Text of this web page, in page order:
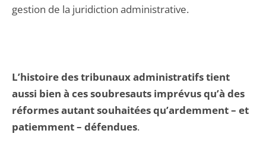
gestion de la juridiction administrative.
L’histoire des tribunaux administratifs tient
aussi bien à ces soubresauts imprévus qu’à des
réformes autant souhaitées qu’ardemment – et
patiemment – défendues.